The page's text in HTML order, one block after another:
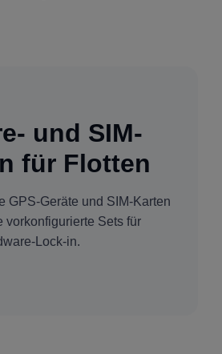
und SIM-
für Flotten
GPS-Geräte und SIM-Karten
vorkonfigurierte Sets für
Lock-in.